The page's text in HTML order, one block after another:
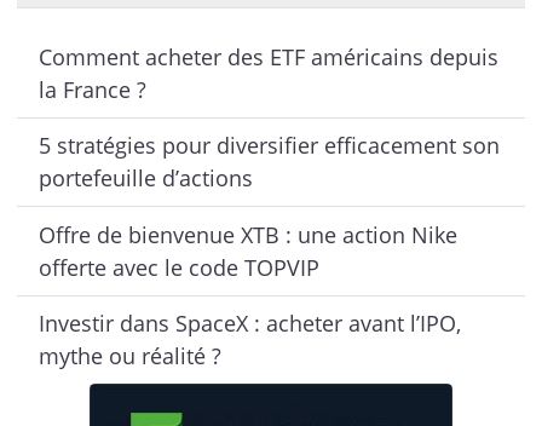
Comment acheter des ETF américains depuis
la France ?
5 stratégies pour diversifier efficacement son
portefeuille d’actions
Offre de bienvenue XTB : une action Nike
offerte avec le code TOPVIP
Investir dans SpaceX : acheter avant l’IPO,
mythe ou réalité ?